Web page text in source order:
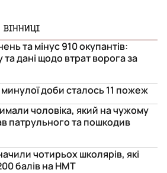
та мінус 910 окупантів:
дані щодо втрат ворога за
минулої доби сталось 11 пожеж
чоловіка, який на чужому
патрульного та пошкодив
чотирьох школярів, які
балів на НМТ